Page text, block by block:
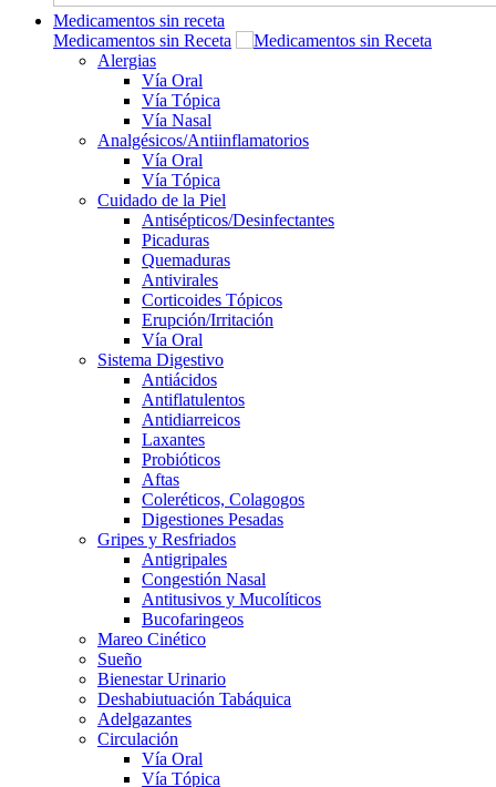
Medicamentos sin receta
Medicamentos sin Receta
Alergias
Vía Oral
Vía Tópica
Vía Nasal
Analgésicos/Antiinflamatorios
Vía Oral
Vía Tópica
Cuidado de la Piel
Antisépticos/Desinfectantes
Picaduras
Quemaduras
Antivirales
Corticoides Tópicos
Erupción/Irritación
Vía Oral
Sistema Digestivo
Antiácidos
Antiflatulentos
Antidiarreicos
Laxantes
Probióticos
Aftas
Coleréticos, Colagogos
Digestiones Pesadas
Gripes y Resfriados
Antigripales
Congestión Nasal
Antitusivos y Mucolíticos
Bucofaringeos
Mareo Cinético
Sueño
Bienestar Urinario
Deshabiutuación Tabáquica
Adelgazantes
Circulación
Vía Oral
Vía Tópica